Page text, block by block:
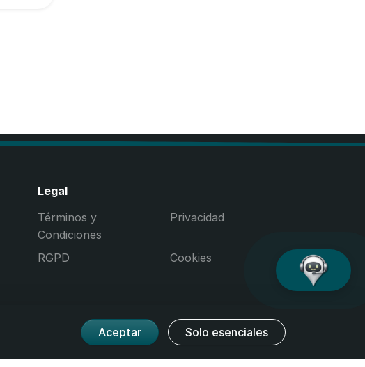
Legal
Términos y
Condiciones
Privacidad
RGPD Cookies
Aceptar Solo esenciales